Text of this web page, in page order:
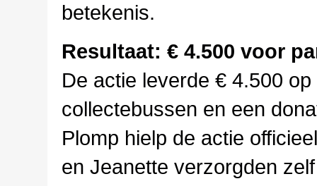
betekenis.
Resultaat: € 4.500 voor
De actie leverde € 4.500
collectebussen en een
Plomp hielp de actie
en Jeanette verzorgden